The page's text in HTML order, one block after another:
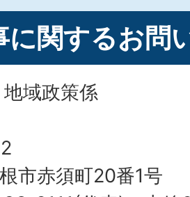
に関するお問
域政策係
市赤須町20番1号